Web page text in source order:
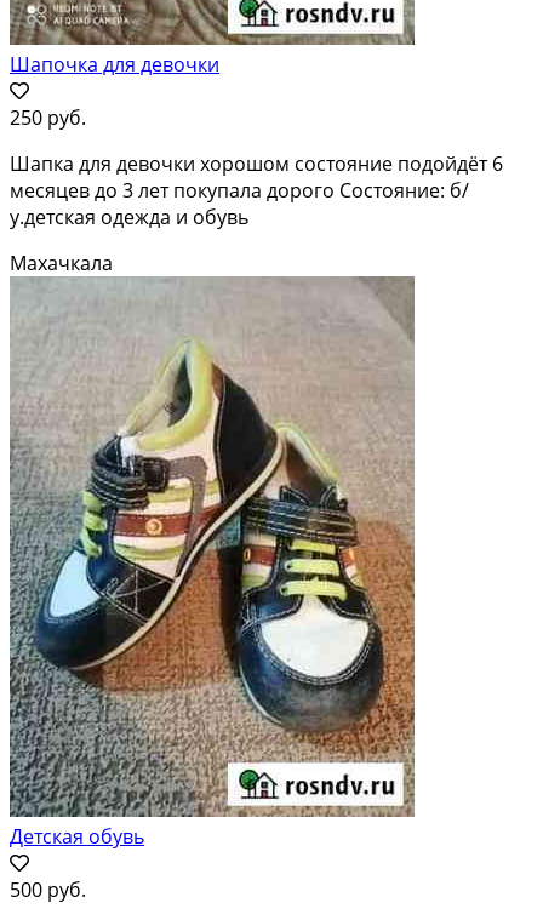
Шапочка для девочки
250 руб.
Шапка для девочки хорошом состояние подойдёт 6
месяцев до 3 лет покупала дорого Состояние: б/
у.детская одежда и обувь
Махачкала
Детская обувь
500 руб.